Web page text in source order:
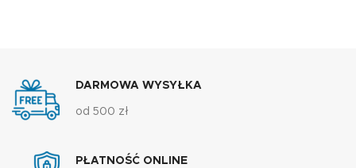
DARMOWA WYSYŁKA
od 500 zł
PŁATNOŚĆ ONLINE